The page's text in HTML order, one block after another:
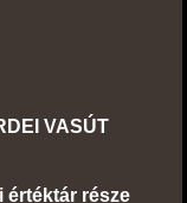
VASÚT
értéktár része